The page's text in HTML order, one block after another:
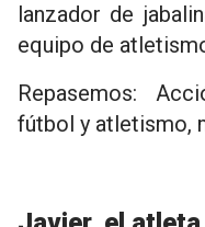
lanzador de
equipo de
Repasemos:
fútbol y atletismo,